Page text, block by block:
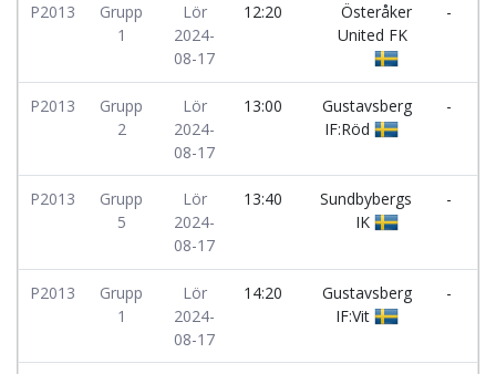
P2013
Grupp
1
Lör
2024-
08-17
12:20
Österåker
United FK
-
P2013
Grupp
2
Lör
2024-
08-17
13:00
Gustavsberg
IF:Röd
-
P2013
Grupp
5
Lör
2024-
08-17
13:40
Sundbybergs
IK
-
P2013
Grupp
1
Lör
2024-
08-17
14:20
Gustavsberg
IF:Vit
-